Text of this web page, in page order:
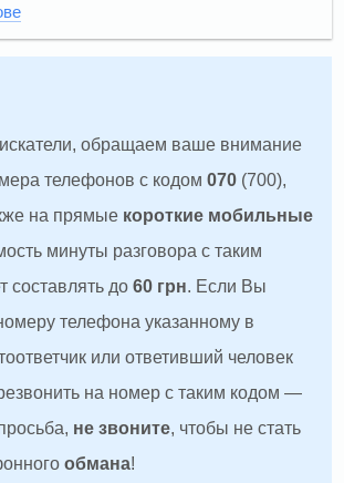
обращаем ваше внимание
телефонов с кодом070 (700),
на прямые короткие мобильные
минуты разговора с таким
составлять до60 грн. Если Вы
телефона указанному в
или ответивший человек
на номер с таким кодом —
не звоните, чтобы не стать
обмана!